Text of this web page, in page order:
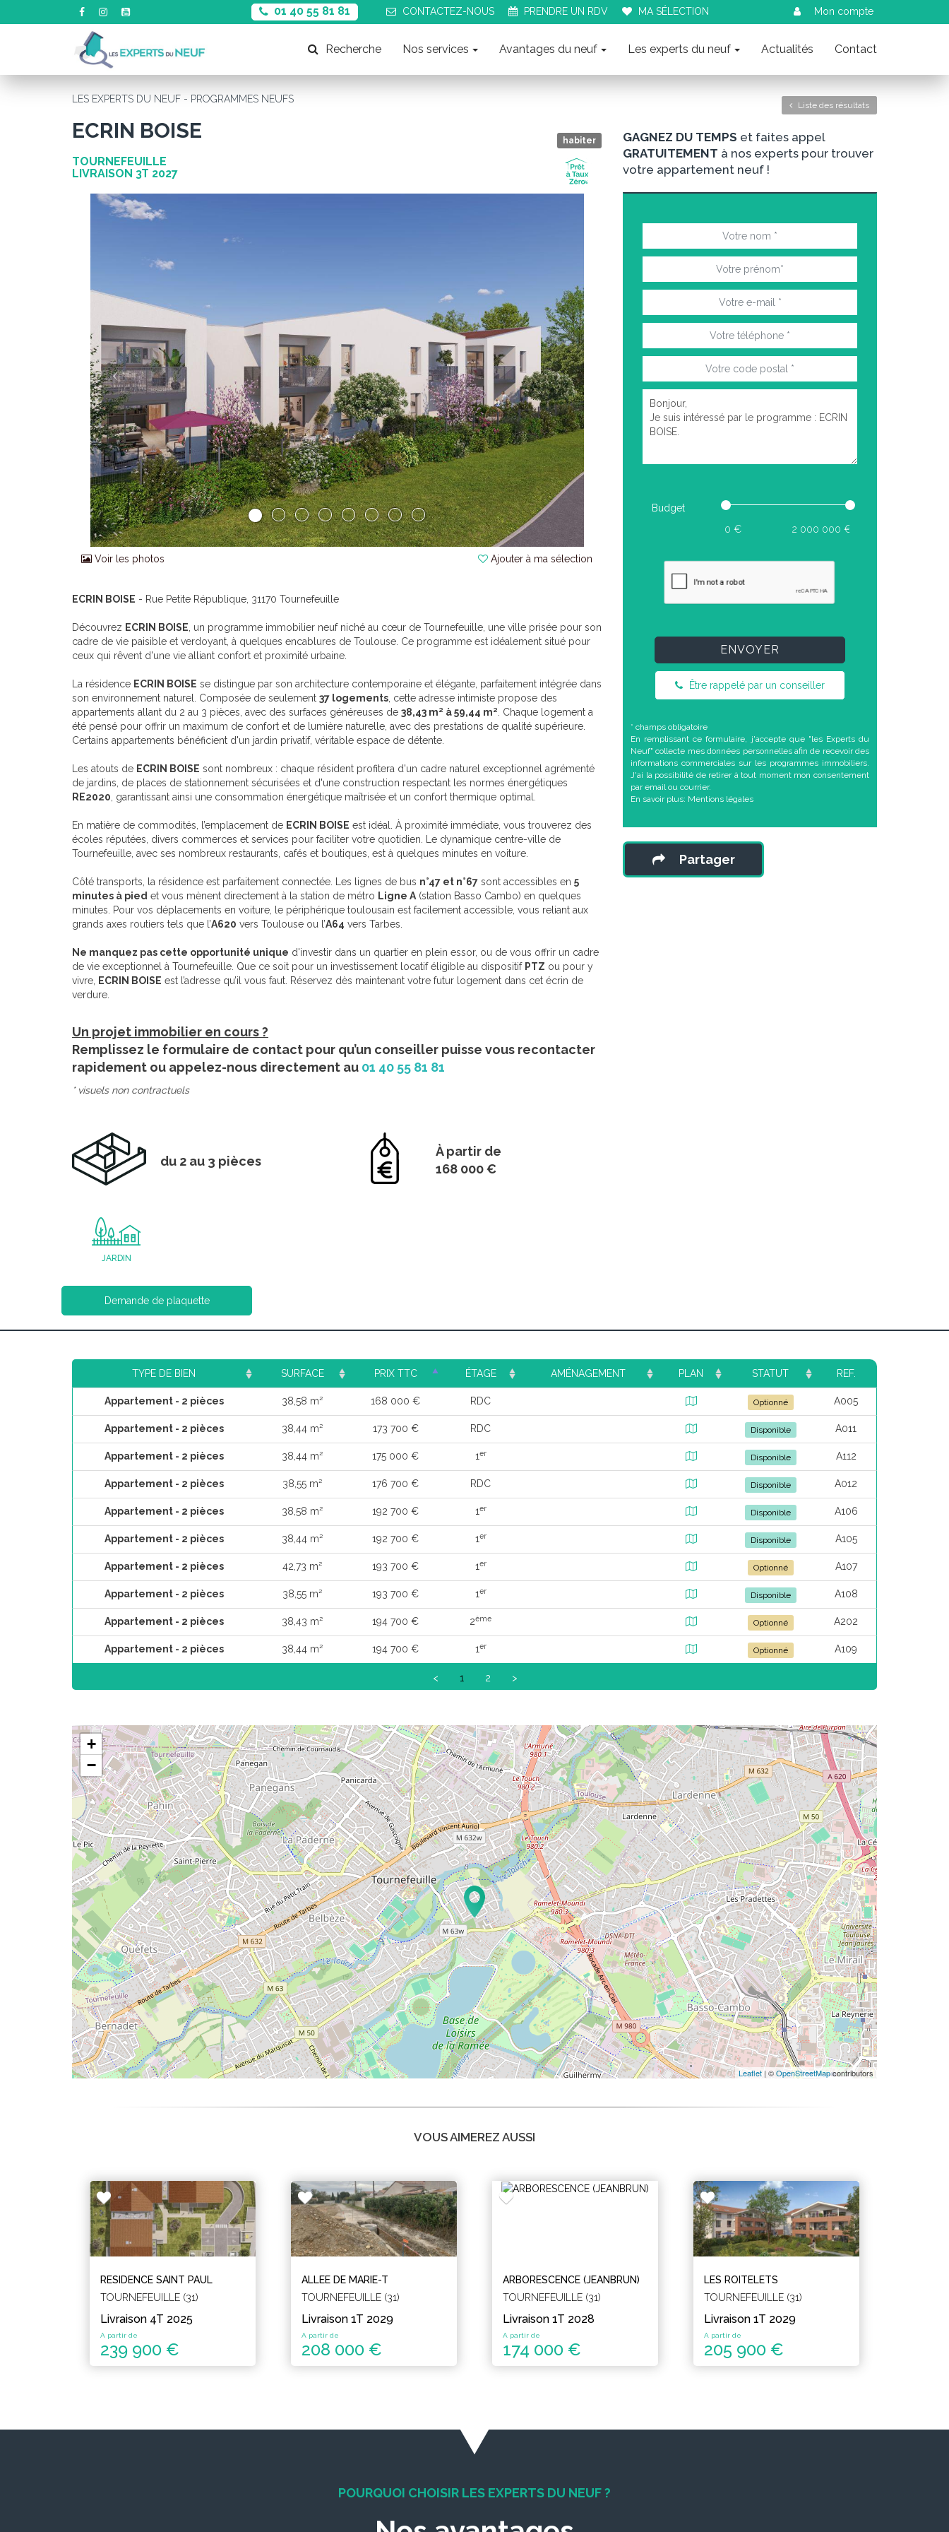
Mon compte
01 40 55 81 81 CONTACTEZ-NOUS PRENDRE UN RDV MA SÉLECTION
Recherche Nos services Avantages du neuf Les experts du neuf Actualités Contact
LES EXPERTS DU NEUF - PROGRAMMES NEUFS
Liste des résultats
habiter
ECRIN BOISE
TOURNEFEUILLE
LIVRAISON 3T 2027
Précédent Suivant
Voir les photos Ajouter à ma sélection
ECRIN BOISE - Rue Petite République, 31170 Tournefeuille
Découvrez ECRIN BOISE , un programme immobilier neuf niché au cœur de Tournefeuille, une ville prisée pour son
cadre de vie paisible et verdoyant, à quelques encablures de Toulouse. Ce programme est idéalement situé pour
ceux qui rêvent d'une vie alliant confort et proximité urbaine.
La résidence ECRIN BOISE se distingue par son architecture contemporaine et élégante, parfaitement intégrée dans
son environnement naturel. Composée de seulement 37 logements , cette adresse intimiste propose des
appartements allant du 2 au 3 pièces, avec des surfaces généreuses de 38,43 m² à 59,44 m² . Chaque logement a
été pensé pour offrir un maximum de confort et de lumière naturelle, avec des prestations de qualité supérieure.
Certains appartements bénéficient d'un jardin privatif, véritable espace de détente.
Les atouts de ECRIN BOISE sont nombreux : chaque résident profitera d'un cadre naturel exceptionnel agrémenté
de jardins, de places de stationnement sécurisées et d'une construction respectant les normes énergétiques
RE2020 , garantissant ainsi une consommation énergétique maîtrisée et un confort thermique optimal.
En matière de commodités, l’emplacement de ECRIN BOISE est idéal. À proximité immédiate, vous trouverez des
écoles réputées, divers commerces et services pour faciliter votre quotidien. Le dynamique centre-ville de
Tournefeuille, avec ses nombreux restaurants, cafés et boutiques, est à quelques minutes en voiture.
Côté transports, la résidence est parfaitement connectée. Les lignes de bus n°47 et n°67 sont accessibles en 5
minutes à pied et vous mènent directement à la station de métro Ligne A (station Basso Cambo) en quelques
minutes. Pour vos déplacements en voiture, le périphérique toulousain est facilement accessible, vous reliant aux
grands axes routiers tels que l’A620 vers Toulouse ou l’A64 vers Tarbes.
Ne manquez pas cette opportunité unique d'investir dans un quartier en plein essor, ou de vous offrir un cadre
de vie exceptionnel à Tournefeuille. Que ce soit pour un investissement locatif éligible au dispositif PTZ ou pour y
vivre,
ECRIN BOISE est l’adresse qu’il vous faut. Réservez dès maintenant votre futur logement dans cet écrin de
verdure.
Un projet immobilier en cours ?
Remplissez le formulaire de contact pour qu’un conseiller puisse vous recontacter
rapidement ou appelez-nous directement au 01 40 55 81 81
* visuels non contractuels
du 2 au 3 pièces
À partir de
168 000 €
JARDIN
Demande de plaquette
GAGNEZ DU TEMPS et faites appel
GRATUITEMENT à nos experts pour trouver
votre appartement neuf !
Budget
ENVOYER
Être rappelé par un conseiller
* champs obligatoire
En remplissant ce formulaire, j'accepte que "les Experts du
Neuf" collecte mes données personnelles afin de recevoir des
informations commerciales sur les programmes immobiliers.
J'ai la possibilité de retirer à tout moment mon consentement
par email ou courrier.
En savoir plus: Mentions légales
Partager
TYPE DE BIEN SURFACE PRIX TTC ÉTAGE AMÉNAGEMENT PLAN STATUT REF.
Appartement - 2 pièces 38,58 m² 168 000 € RDC Optionné A005
Appartement - 2 pièces 38,44 m² 173 700 € RDC Disponible A011
Appartement - 2 pièces 38,44 m² 175 000 € 1er Disponible A112
Appartement - 2 pièces 38,55 m² 176 700 € RDC Disponible A012
Appartement - 2 pièces 38,58 m² 192 700 € 1er Disponible A106
Appartement - 2 pièces 38,44 m² 192 700 € 1er Disponible A105
Appartement - 2 pièces 42,73 m² 193 700 € 1er Optionné A107
Appartement - 2 pièces 38,55 m² 193 700 € 1er Disponible A108
Appartement - 2 pièces 38,43 m² 194 700 € 2ème Optionné A202
Appartement - 2 pièces 38,44 m² 194 700 € 1er Optionné A109
< 1 2 >
+
−
Leaflet | ©OpenStreetMapcontributors
VOUS AIMEREZ AUSSI
RESIDENCE SAINT PAUL
TOURNEFEUILLE (31)
Livraison 4T 2025
A partir de
239 900 €
ALLEE DE MARIE-T
TOURNEFEUILLE (31)
Livraison 1T 2029
A partir de
208 000 €
ARBORESCENCE (JEANBRUN)
TOURNEFEUILLE (31)
Livraison 1T 2028
A partir de
174 000 €
LES ROITELETS
TOURNEFEUILLE (31)
Livraison 1T 2029
A partir de
205 900 €
POURQUOI CHOISIR LES EXPERTS DU NEUF ?